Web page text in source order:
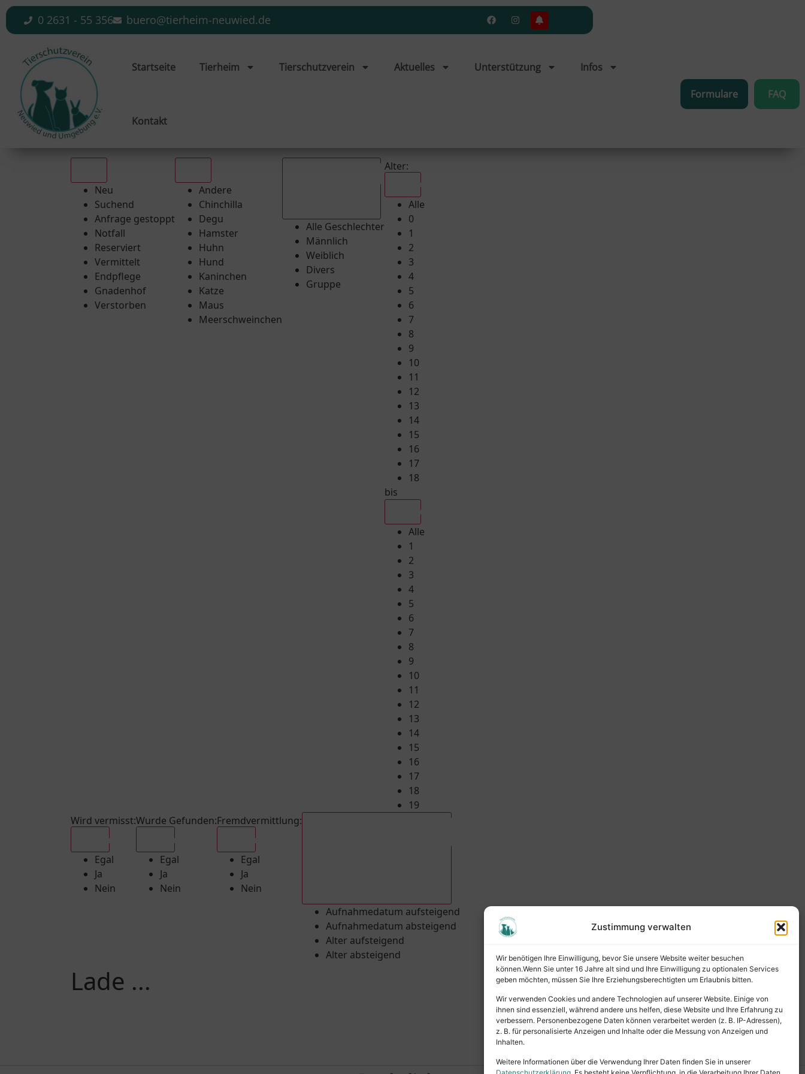
Zustimmung verwalten
Wir benötigen Ihre Einwilligung, bevor Sie unsere Website weiter besuchen
können.Wenn Sie unter 16 Jahre alt sind und Ihre Einwilligung zu optionalen Services
geben möchten, müssen Sie Ihre Erziehungsberechtigten um Erlaubnis bitten.
Wir verwenden Cookies und andere Technologien auf unserer Website. Einige von
ihnen sind essenziell, während andere uns helfen, diese Website und Ihre Erfahrung zu
verbessern. Personenbezogene Daten können verarbeitet werden (z. B. IP-Adressen),
z. B. für personalisierte Anzeigen und Inhalte oder die Messung von Anzeigen und
Inhalten.
Weitere Informationen über die Verwendung Ihrer Daten finden Sie in unserer
0 2631 - 55 356 buero@tierheim-neuwied.de
Startseite Tierheim Tierschutzverein Aktuelles Unterstützung Infos
Kontakt
Formulare FAQ
Neu
Suchend
Anfrage gestoppt
Notfall
Reserviert
Vermittelt
Endpflege
Gnadenhof
Verstorben
Andere
Chinchilla
Degu
Hamster
Huhn
Hund
Kaninchen
Katze
Maus
Meerschweinchen
Alle Geschlechter
Männlich
Weiblich
Divers
Gruppe
Alter:
Alle
0
1
2
3
4
5
6
7
8
9
10
11
12
13
14
15
16
17
18
bis
Alle
1
2
3
4
5
6
7
8
9
10
11
12
13
14
15
16
17
18
19
Wird vermisst:
Egal
Ja
Nein
Wurde Gefunden:
Egal
Ja
Nein
Fremdvermittlung:
Egal
Ja
Nein
Aufnahmedatum aufsteigend
Aufnahmedatum absteigend
Alter aufsteigend
Alter absteigend
Lade ...